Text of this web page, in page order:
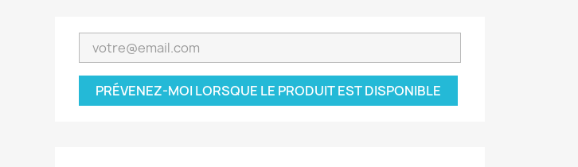
PRÉVENEZ-MOI LORSQUE LE PRODUIT EST DISPONIBLE